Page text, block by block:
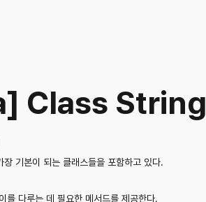
Class String
장 기본이 되는 클래스들을 포함하고 있다.
를 다루는 데 필요한 메서드를 제공한다.